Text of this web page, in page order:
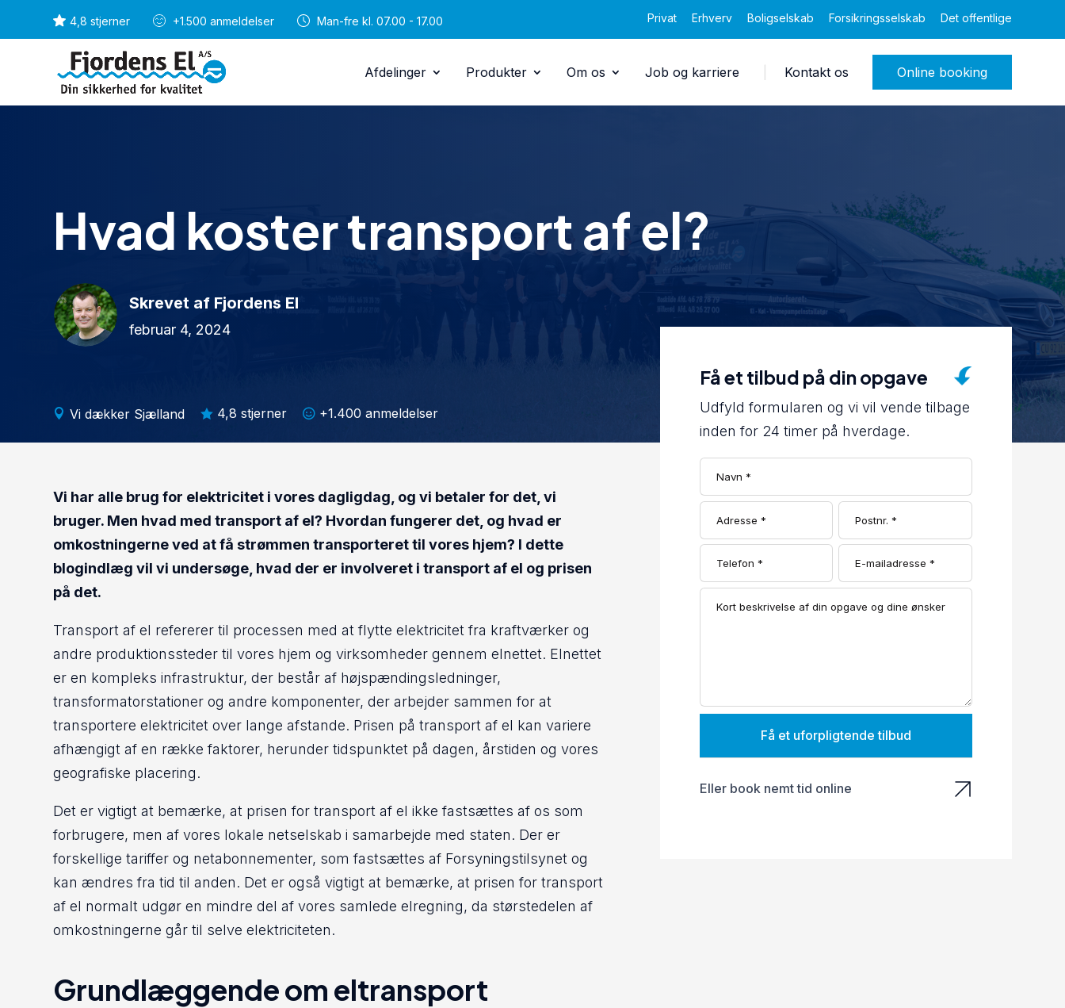
4,8 stjerner +1.500 anmeldelser Man-fre kl. 07.00 - 17.00 Privat Erhverv Boligselskab Forsikringsselskab Det offentlige
Afdelinger Produkter Om os Job og karriere Kontakt os Online booking
Hvad koster transport af el?
Skrevet af Fjordens El
februar 4, 2024
 Vi dækker Sjælland  4,8 stjerner  +1.400 anmeldelser
Vi har alle brug for elektricitet i vores dagligdag, og vi betaler for det, vi
bruger. Men hvad med transport af el? Hvordan fungerer det, og hvad er
omkostningerne ved at få strømmen transporteret til vores hjem? I dette
blogindlæg vil vi undersøge, hvad der er involveret i transport af el og prisen
på det.
Transport af el refererer til processen med at flytte elektricitet fra kraftværker og
andre produktionssteder til vores hjem og virksomheder gennem elnettet. Elnettet
er en kompleks infrastruktur, der består af højspændingsledninger,
transformatorstationer og andre komponenter, der arbejder sammen for at
transportere elektricitet over lange afstande. Prisen på transport af el kan variere
afhængigt af en række faktorer, herunder tidspunktet på dagen, årstiden og vores
geografiske placering.
Det er vigtigt at bemærke, at prisen for transport af el ikke fastsættes af os som
forbrugere, men af vores lokale netselskab i samarbejde med staten. Der er
forskellige tariffer og netabonnementer, som fastsættes af Forsyningstilsynet og
kan ændres fra tid til anden. Det er også vigtigt at bemærke, at prisen for transport
af el normalt udgør en mindre del af vores samlede elregning, da størstedelen af
omkostningerne går til selve elektriciteten.
Grundlæggende om eltransport
Få et tilbud på din opgave
Udfyld formularen og vi vil vende tilbage
inden for 24 timer på hverdage.
Få et uforpligtende tilbud
Eller book nemt tid online